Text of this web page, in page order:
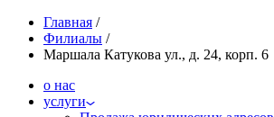
Главная /
Филиалы /
Маршала Катукова ул., д. 24, корп. 6
о нас
услуги